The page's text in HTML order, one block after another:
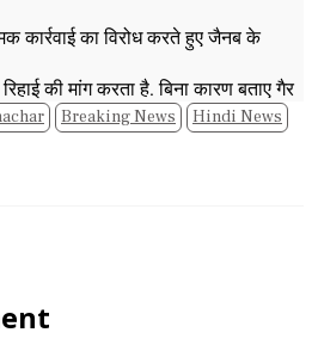
और लाठी-डंडे से मरना शुरू कर दिया.
पर दौड़ा-दौड़ा कर पीटा, भद्दी-भद्दी
कार्रवाई का विरोध करते हुए जैनब के
की मांग करता है. बिना कारण बताए गैर
गलत है. यह परेशान करने के मकसद से
किया जा रहा. योगी पुलिस संविधान-
Breaking News Hindi News